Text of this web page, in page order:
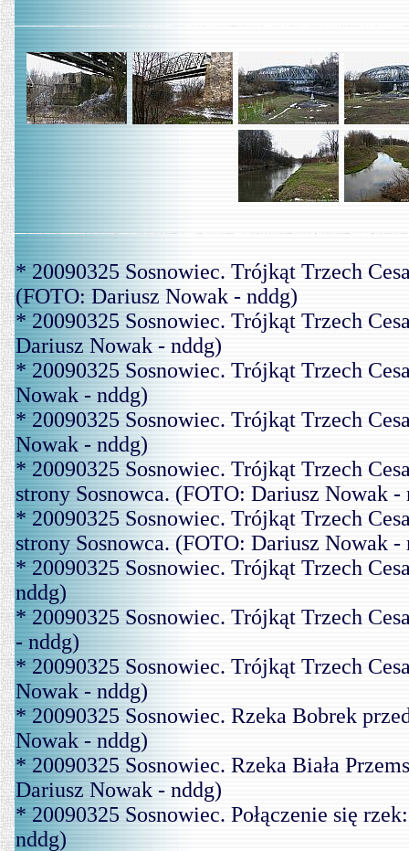
* 20090325 Sosnowiec. Trójkąt Trzech
(FOTO: Dariusz Nowak - nddg)
* 20090325 Sosnowiec. Trójkąt Trzech
Dariusz Nowak - nddg)
* 20090325 Sosnowiec. Trójkąt Trzech
Nowak - nddg)
* 20090325 Sosnowiec. Trójkąt Trzech
Nowak - nddg)
* 20090325 Sosnowiec. Trójkąt Trzech
strony Sosnowca. (FOTO: Dariusz Nowak -
* 20090325 Sosnowiec. Trójkąt Trzech
strony Sosnowca. (FOTO: Dariusz Nowak -
* 20090325 Sosnowiec. Trójkąt Trzech
nddg)
* 20090325 Sosnowiec. Trójkąt Trzech
- nddg)
* 20090325 Sosnowiec. Trójkąt Trzech
Nowak - nddg)
* 20090325 Sosnowiec. Rzeka Bobrek
Nowak - nddg)
* 20090325 Sosnowiec. Rzeka Biała
Dariusz Nowak - nddg)
* 20090325 Sosnowiec. Połączenie się
nddg)